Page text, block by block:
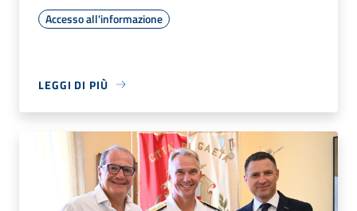
Accesso all'informazione
LEGGI DI PIÙ